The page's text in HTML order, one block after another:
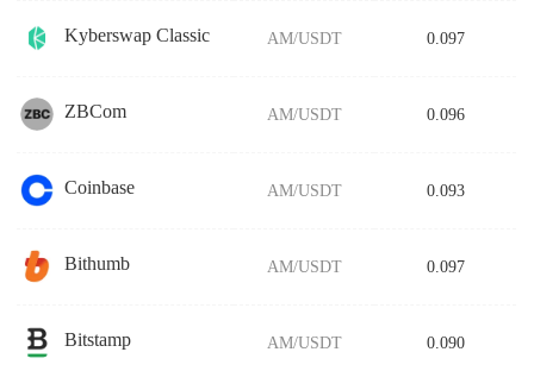
Kyberswap Classic AM/USDT 0.097
ZBCom AM/USDT 0.096
Coinbase AM/USDT 0.093
Bithumb AM/USDT 0.097
Bitstamp AM/USDT 0.090